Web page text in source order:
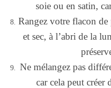
soie ou en satin,
Rangez votre flacon
et sec, à l’abri de la
Ne mélangez pas
car cela peut créer